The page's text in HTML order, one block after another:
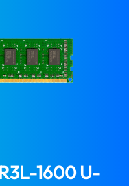
1600 U-